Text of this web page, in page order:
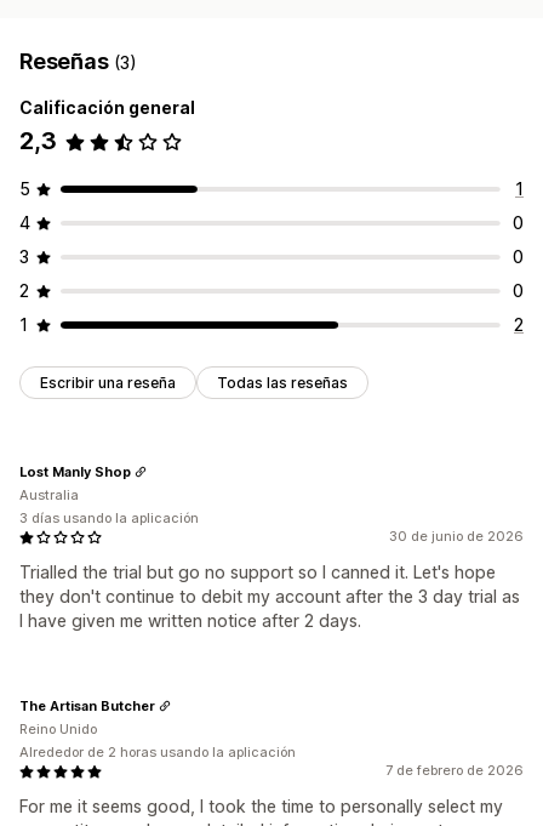
Reseñas (3)
Calificación general
2,3
5
1
4
0
3
0
2
0
1
2
Escribir una reseña Todas las reseñas
30 de junio de 2026
Trialled the trial but go no support so I canned it. Let's hope
they don't continue to debit my account after the 3 day trial as
I have given me written notice after 2 days.
Lost Manly Shop
Australia
3 días usando la aplicación
7 de febrero de 2026
For me it seems good, I took the time to personally select my
The Artisan Butcher
Reino Unido
Alrededor de 2 horas usando la aplicación